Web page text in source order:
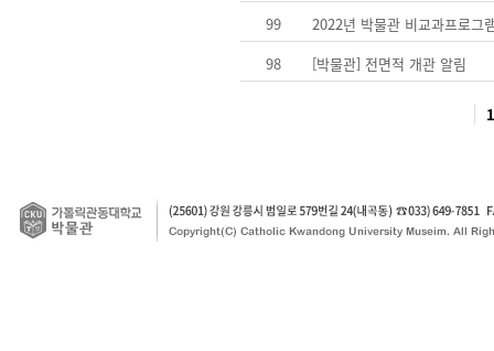
99
2022년 박물관 비교과프로
98
[박물관] 전면적 개관 알림
1